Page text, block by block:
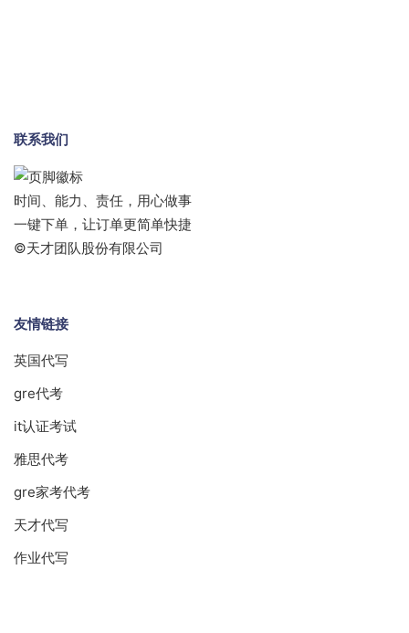
联系我们
时间、能力、责任，用心做事
一键下单，让订单更简单快捷
©天才团队股份有限公司
友情链接
英国代写
gre代考
it认证考试
雅思代考
gre家考代考
天才代写
作业代写